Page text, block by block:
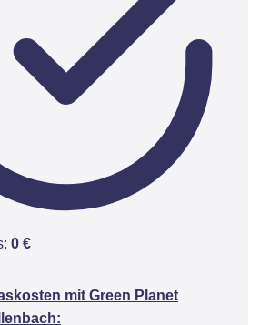
0 €
mit Green Planet